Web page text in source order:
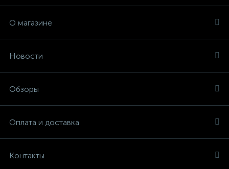
О магазине
Новости
Обзоры
Оплата и доставка
Контакты